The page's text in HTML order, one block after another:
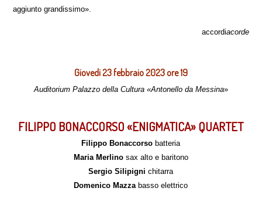
aggiunto grandissimo».
accordiacorde
Giovedi 23 febbraio 2023 ore 19
Auditorium Palazzo della Cultura «Antonello da Messina»
FILIPPO BONACCORSO «ENIGMATICA» QUARTET
Filippo Bonaccorso batteria
Maria Merlinosax alto e baritono
Sergio Silipigni chitarra
Domenico Mazza basso elettrico